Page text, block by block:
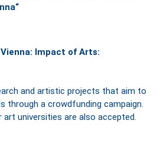
Impact of Arts:
and artistic projects that aim to
through a crowdfunding campaign.
universities are also accepted.